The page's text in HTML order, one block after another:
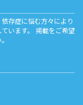
存症に悩む方々により
います。 掲載をご希望